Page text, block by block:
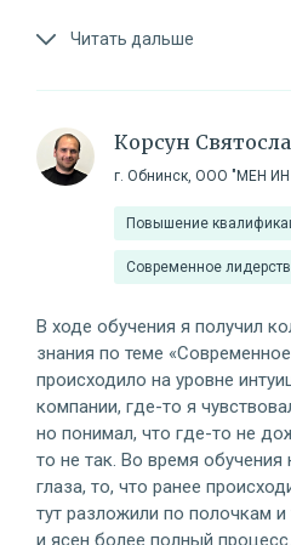
Читать дальше
Корсун
г. Обнинск, ООО "МЕН
Повышение
Современное
В ходе обучения я получил
знания по теме
происходило на уровне
компании, где-то я
но понимал, что где-то не
то не так. Во время
глаза, то, что ранее
тут разложили по полочкам
и ясен более полный процесс.